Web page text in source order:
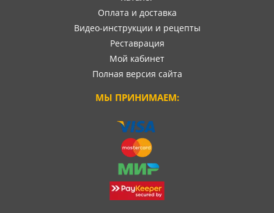
Оплата и доставка
Видео-инструкции и рецепты
Реставрация
Мой кабинет
Полная версия сайта
МЫ ПРИНИМАЕМ: